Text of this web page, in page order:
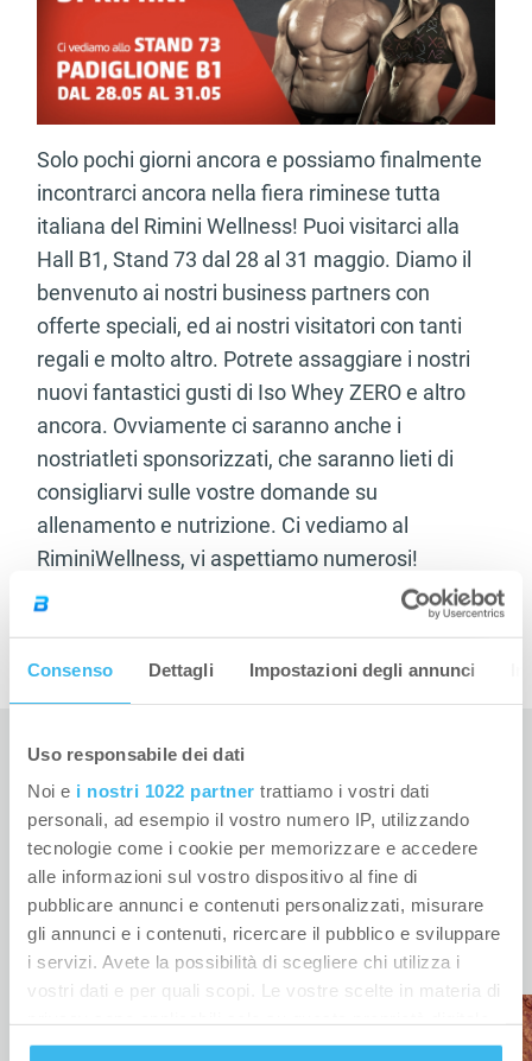
Consenso Dettagli Impostazioni degli annunci
Uso responsabile dei dati
Noi e i nostri 1022 partner trattiamo i vostri dati
personali, ad esempio il vostro numero IP, utilizzando
tecnologie come i cookie per memorizzare e accedere
alle informazioni sul vostro dispositivo al fine di
pubblicare annunci e contenuti personalizzati, misurare
gli annunci e i contenuti, ricercare il pubblico e sviluppare
i servizi. Avete la possibilità di scegliere chi utilizza i
vostri dati e per quali scopi. Le vostre scelte in materia di
in cui avete effettuato le vostre scelte. È possibile
Solo pochi giorni ancora e possiamo finalmente
incontrarci ancora nella fiera riminese tutta
italiana del Rimini Wellness! Puoi visitarci alla
Hall B1, Stand 73 dal 28 al 31 maggio. Diamo il
benvenuto ai nostri business partners con
offerte speciali, ed ai nostri visitatori con tanti
regali e molto altro. Potrete assaggiare i nostri
nuovi fantastici gusti di Iso Whey ZERO e altro
ancora. Ovviamente ci saranno anche i
nostriatleti sponsorizzati, che saranno lieti di
consigliarvi sulle vostre domande su
allenamento e nutrizione. Ci vediamo al
RiminiWellness, vi aspettiamo numerosi!
ARTICOLI CORRELATI